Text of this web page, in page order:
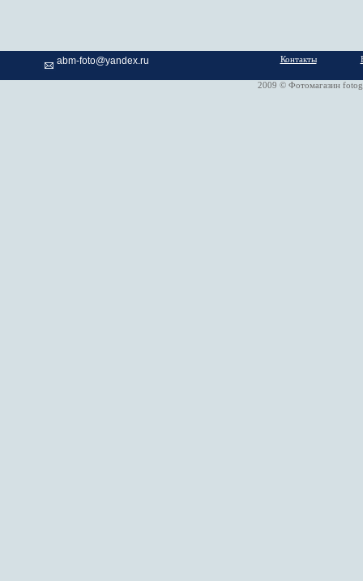
abm-foto@yandex.ru Контакты
2009 © Фотомагазин